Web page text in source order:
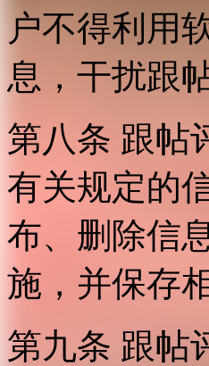
户不得利用
息，干扰跟
第八条 跟帖
有关规定的
布、删除信
施，并保存
第九条 跟帖